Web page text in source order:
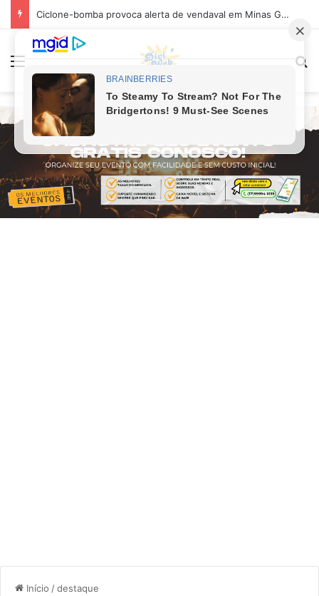
Ciclone-bomba provoca alerta de vendaval em Minas Gerais; veja os impactos previstos para Divinópolis
Menu
Início /destaque